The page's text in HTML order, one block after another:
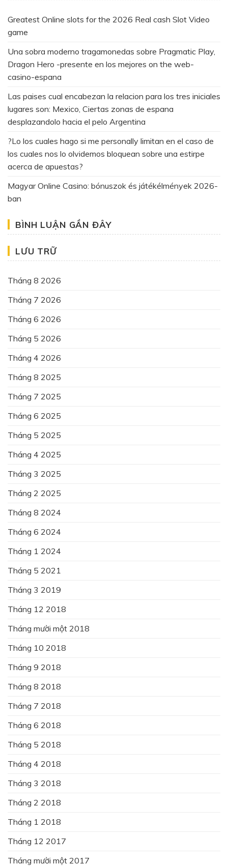
Greatest Online slots for the 2026 Real cash Slot Video
game
Una sobra moderno tragamonedas sobre Pragmatic Play,
Dragon Hero -presente en los mejores on the web-
casino-espana
Las paises cual encabezan la relacion para los tres iniciales
lugares son: Mexico, Ciertas zonas de espana
desplazandolo hacia el pelo Argentina
?Lo los cuales hago si me personally limitan en el caso de
los cuales nos lo olvidemos bloquean sobre una estirpe
acerca de apuestas?
Magyar Online Casino: bónuszok és játékélmények 2026-
ban
BÌNH LUẬN GẦN ĐÂY
LƯU TRỮ
Tháng 8 2026
Tháng 7 2026
Tháng 6 2026
Tháng 5 2026
Tháng 4 2026
Tháng 8 2025
Tháng 7 2025
Tháng 6 2025
Tháng 5 2025
Tháng 4 2025
Tháng 3 2025
Tháng 2 2025
Tháng 8 2024
Tháng 6 2024
Tháng 1 2024
Tháng 5 2021
Tháng 3 2019
Tháng 12 2018
Tháng mười một 2018
Tháng 10 2018
Tháng 9 2018
Tháng 8 2018
Tháng 7 2018
Tháng 6 2018
Tháng 5 2018
Tháng 4 2018
Tháng 3 2018
Tháng 2 2018
Tháng 1 2018
Tháng 12 2017
Tháng mười một 2017